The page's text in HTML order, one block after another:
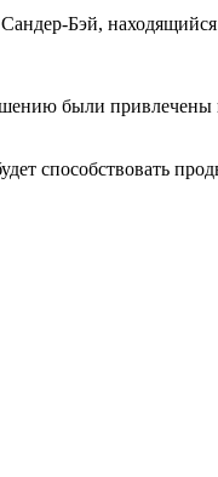
Бэй,
были привлечены
способствовать